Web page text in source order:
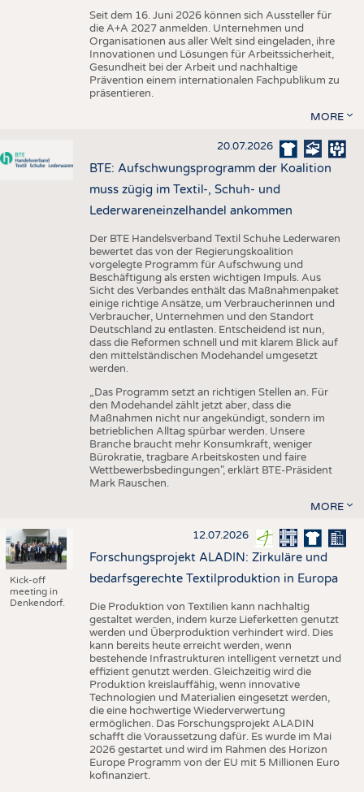
Seit dem 16. Juni 2026 können sich Aussteller für
die A+A 2027 anmelden. Unternehmen und
Organisationen aus aller Welt sind eingeladen, ihre
Innovationen und Lösungen für Arbeitssicherheit,
Gesundheit bei der Arbeit und nachhaltige
Prävention einem internationalen Fachpublikum zu
präsentieren.
MORE
20.07.2026
BTE: Aufschwungsprogramm der Koalition
muss zügig im Textil-, Schuh- und
Lederwareneinzelhandel ankommen
Der BTE Handelsverband Textil Schuhe Lederwaren
bewertet das von der Regierungskoalition
vorgelegte Programm für Aufschwung und
Beschäftigung als ersten wichtigen Impuls. Aus
Sicht des Verbandes enthält das Maßnahmenpaket
einige richtige Ansätze, um Verbraucherinnen und
Verbraucher, Unternehmen und den Standort
Deutschland zu entlasten. Entscheidend ist nun,
dass die Reformen schnell und mit klarem Blick auf
den mittelständischen Modehandel umgesetzt
werden.
„Das Programm setzt an richtigen Stellen an. Für
den Modehandel zählt jetzt aber, dass die
Maßnahmen nicht nur angekündigt, sondern im
betrieblichen Alltag spürbar werden. Unsere
Branche braucht mehr Konsumkraft, weniger
Bürokratie, tragbare Arbeitskosten und faire
Wettbewerbsbedingungen", erklärt BTE-Präsident
Mark Rauschen.
MORE
Kick-off
meeting in
Denkendorf.
12.07.2026
Forschungsprojekt ALADIN: Zirkuläre und
bedarfsgerechte Textilproduktion in Europa
Die Produktion von Textilien kann nachhaltig
gestaltet werden, indem kurze Lieferketten genutzt
werden und Überproduktion verhindert wird. Dies
kann bereits heute erreicht werden, wenn
bestehende Infrastrukturen intelligent vernetzt und
effizient genutzt werden. Gleichzeitig wird die
Produktion kreislauffähig, wenn innovative
Technologien und Materialien eingesetzt werden,
die eine hochwertige Wiederverwertung
ermöglichen. Das Forschungsprojekt ALADIN
schafft die Voraussetzung dafür. Es wurde im Mai
2026 gestartet und wird im Rahmen des Horizon
Europe Programm von der EU mit 5 Millionen Euro
kofinanziert.